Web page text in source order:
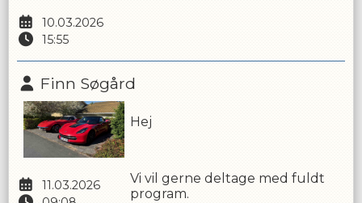
10.03.2026
15:55
Finn Søgård
11.03.2026
Hej
Vi vil gerne deltage med fuldt
program.